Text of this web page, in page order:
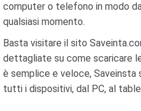
computer o telefono in modo
qualsiasi momento.
Basta visitare il sito
dettagliate su come scaricare
è semplice e veloce, Saveinsta
tutti i dispositivi, dal PC, al